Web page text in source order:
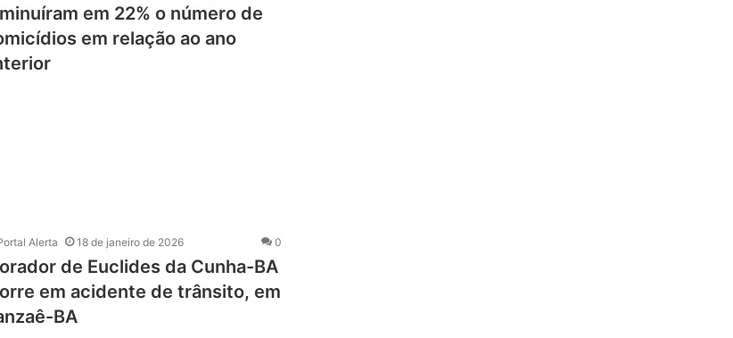
em 22% o número de
em relação ao ano
Alerta 18 de janeiro de 2026 0
de Euclides da Cunha-BA
em acidente de trânsito, em
BA